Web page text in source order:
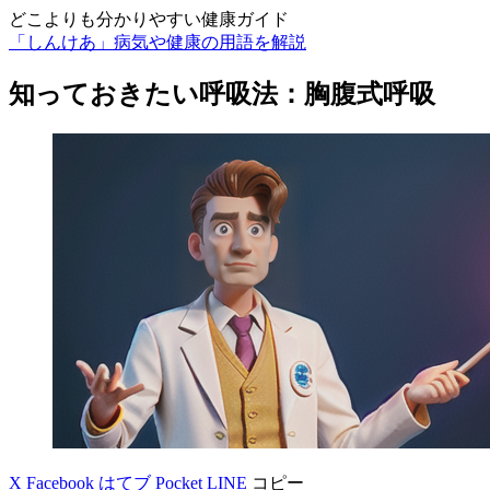
どこよりも分かりやすい健康ガイド
「しんけあ」病気や健康の用語を解説
知っておきたい呼吸法：胸腹式呼吸
X Facebook はてブ Pocket LINE コピー